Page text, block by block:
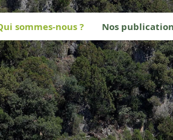
sommes-nous ? Nos